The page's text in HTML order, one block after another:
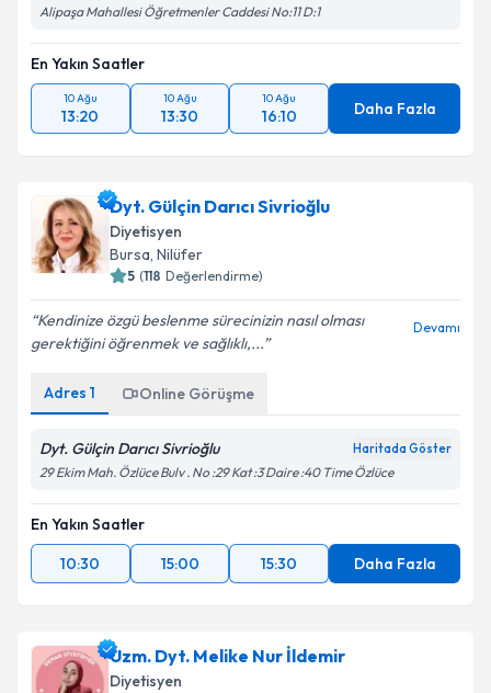
Alipaşa Mahallesi Öğretmenler Caddesi No:11 D:1
En Yakın Saatler
10 Ağu
13:20
10 Ağu
13:30
10 Ağu
16:10 Daha Fazla
Dyt. Gülçin Darıcı Sivrioğlu
Diyetisyen
Bursa, Nilüfer
5 (118 Değerlendirme)
Kendinize özgü beslenme sürecinizin nasıl olması
gerektiğini öğrenmek ve sağlıklı,...
Devamı
Adres 1 Online Görüşme
Dyt. Gülçin Darıcı Sivrioğlu Haritada Göster
29 Ekim Mah. Özlüce Bulv . No :29 Kat :3 Daire :40 Time Özlüce
En Yakın Saatler
10:30
15:00 15:30 Daha Fazla
Uzm. Dyt. Melike Nur İldemir
Diyetisyen